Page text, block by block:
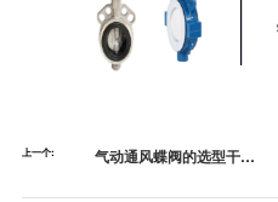
上一个:
气动通风蝶阀的选型干货